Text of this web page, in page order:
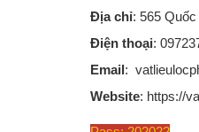
Địa chỉ: 565
Điện thoại:
Email:
Website: https://